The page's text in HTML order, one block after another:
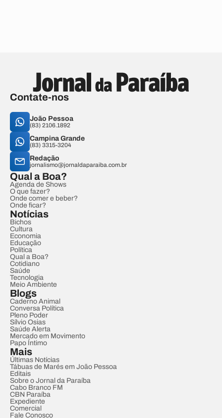
Contate-nos
João Pessoa
(83) 2106.1892
Campina Grande
(83) 3315-3204
Redação
jornalismo@jornaldaparaiba.com.br
Qual a Boa?
Agenda de Shows
O que fazer?
Onde comer e beber?
Onde ficar?
Notícias
Bichos
Cultura
Economia
Educação
Política
Qual a Boa?
Cotidiano
Saúde
Tecnologia
Meio Ambiente
Blogs
Caderno Animal
Conversa Política
Pleno Poder
Sílvio Osias
Saúde Alerta
Mercado em Movimento
Papo Íntimo
Mais
Últimas Notícias
Tábuas de Marés em João Pessoa
Editais
Sobre o Jornal da Paraíba
Cabo Branco FM
CBN Paraíba
Expediente
Comercial
Fale Conosco